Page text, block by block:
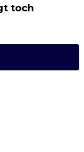
toch